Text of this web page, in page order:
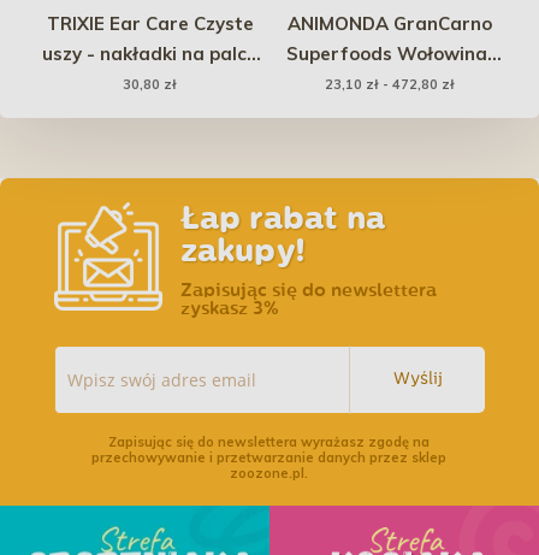
TRIXIE Ear Care Czyste
uszy - nakładki na palce
50 szt.
30,80 zł
ANIMONDA GranCarno
Superfoods Wołowina,
burak, jeżyny, mniszek
lekarski 800g
23,10 zł - 472,80 zł
Łap rabat na
zakupy!
Zapisując się do newslettera
zyskasz 3%
Wyślij
Zapisując się do newslettera wyrażasz zgodę na
przechowywanie i przetwarzanie danych przez sklep
zoozone.pl.